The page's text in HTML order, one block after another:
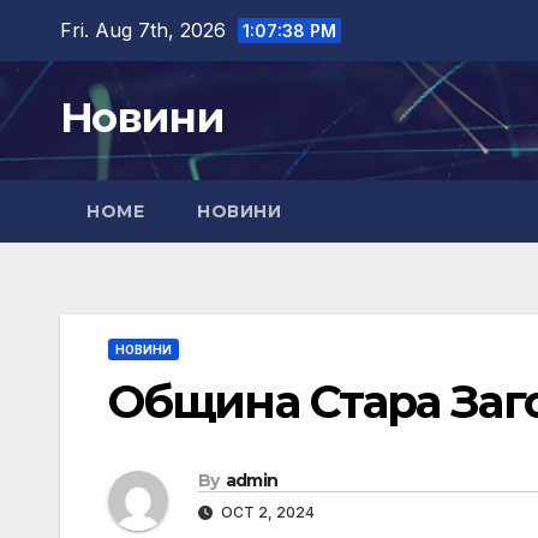
content
Fri. Aug 7th, 2026 1:07:39 PM
Новини
HOME НОВИНИ
НОВИНИ
Община Стара
By admin
OCT 2, 2024